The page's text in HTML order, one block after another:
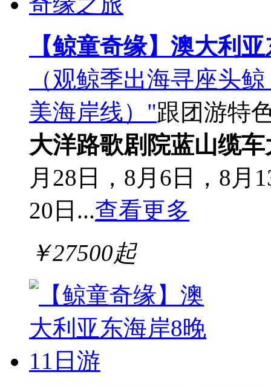
【鲸童奇缘】澳大利
（观鲸季出海寻座头
美海岸线）"跟团游特
大洋路歌剧院蓝山缆车
月28日，8月6日，8月
20日...查看更多
￥27500起